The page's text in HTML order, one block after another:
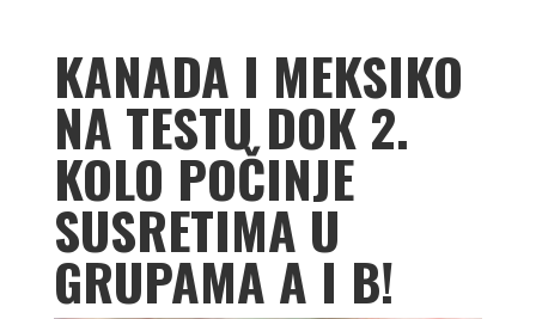
KANADA I MEKSIKO
NA TESTU DOK 2.
KOLO POČINJE
SUSRETIMA U
GRUPAMA A I B!